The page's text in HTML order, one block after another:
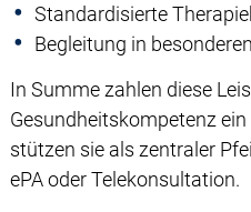
Standardisierte
Begleitung in
In Summe zahlen diese
Gesundheitskompetenz
stützen sie als zentraler
ePA oder Telekonsultation.